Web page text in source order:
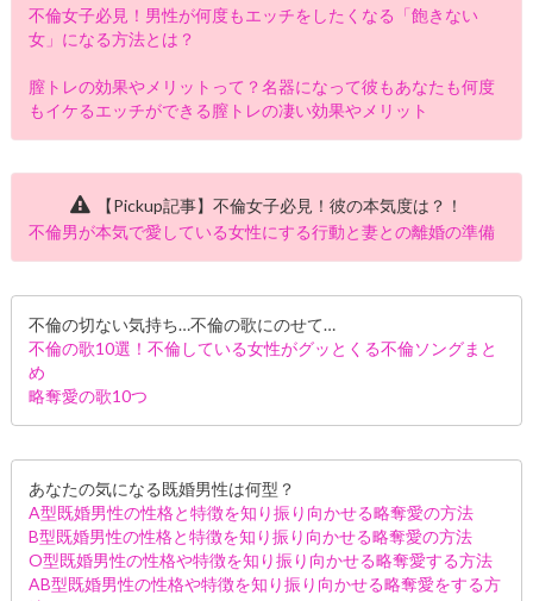
不倫女子必見！男性が何度もエッチをしたくなる「飽きない
女」になる方法とは？
膣トレの効果やメリットって？名器になって彼もあなたも何度
もイケるエッチができる膣トレの凄い効果やメリット
【Pickup記事】不倫女子必見！彼の本気度は？！
不倫男が本気で愛している女性にする行動と妻との離婚の準備
不倫の切ない気持ち…不倫の歌にのせて…
不倫の歌10選！不倫している女性がグッとくる不倫ソングまと
め
略奪愛の歌10つ
あなたの気になる既婚男性は何型？
A型既婚男性の性格と特徴を知り振り向かせる略奪愛の方法
B型既婚男性の性格と特徴を知り振り向かせる略奪愛の方法
O型既婚男性の性格や特徴を知り振り向かせる略奪愛する方法
AB型既婚男性の性格や特徴を知り振り向かせる略奪愛をする方